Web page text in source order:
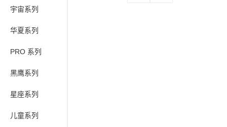
宇宙系列
华夏系列
PRO 系列
黑鹰系列
星座系列
儿童系列